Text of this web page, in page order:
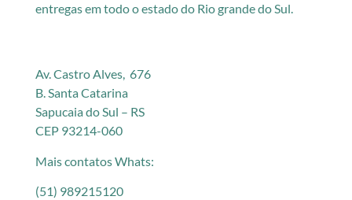
entregas em todo o estado do Rio grande do Sul.
Av. Castro Alves, 676
B. Santa Catarina
Sapucaia do Sul – RS
CEP 93214-060
Mais contatos Whats:
(51) 989215120